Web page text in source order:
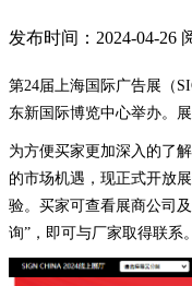
发布时间：2024-04-26
第24届上海国际广告展（
东新国际博览中心举办。
为方便买家更加深入的了
的市场机遇，现正式开放
验。买家可查看展商公司
询”，即可与厂家取得联系。